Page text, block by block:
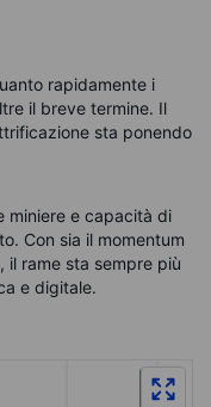
rapidamente i
il breve termine. Il
sta ponendo
miniere e capacità di
Con sia il momentum
rame sta sempre più
e digitale.